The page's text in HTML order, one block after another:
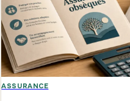
ASSURANCE